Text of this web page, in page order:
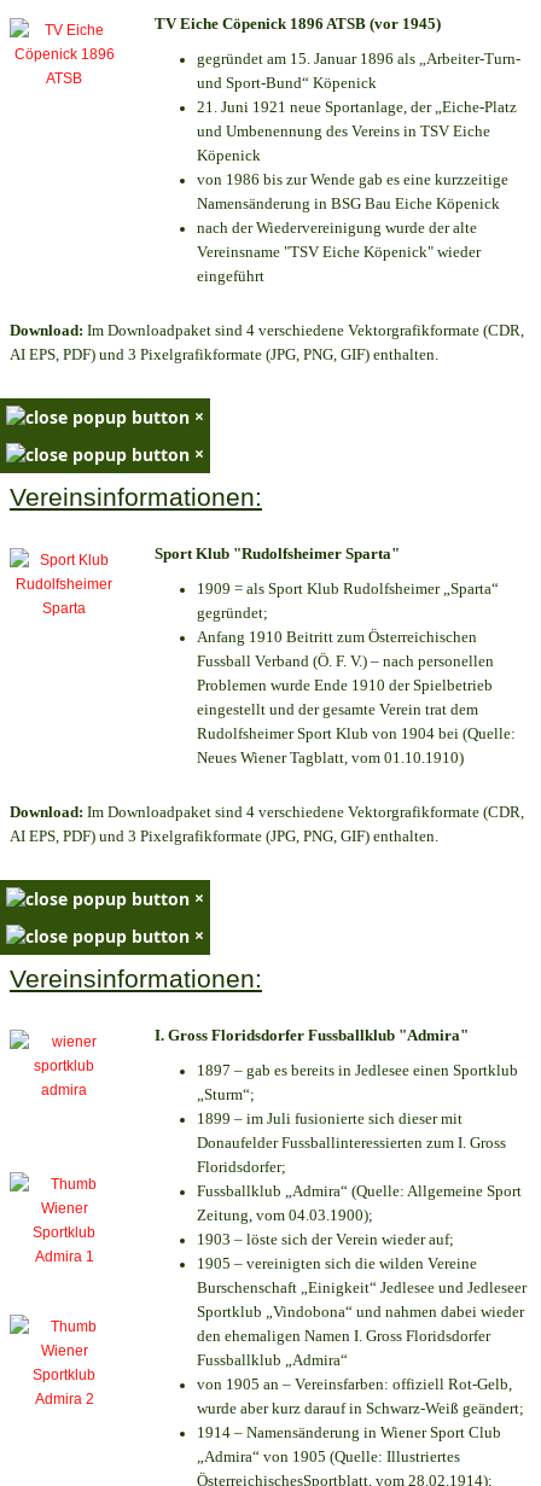
TV Eiche Cöpenick 1896 ATSB (vor 1945)
gegründet am 15. Januar 1896 als „Arbeiter-Turn-
und Sport-Bund“ Köpenick
21. Juni 1921 neue Sportanlage, der „Eiche-Platz
und Umbenennung des Vereins in TSV Eiche
Köpenick
von 1986 bis zur Wende gab es eine kurzzeitige
Namensänderung in BSG Bau Eiche Köpenick
nach der Wiedervereinigung wurde der alte
Vereinsname "TSV Eiche Köpenick" wieder
eingeführt
Download: Im Downloadpaket sind 4 verschiedene Vektorgrafikformate (CDR,
AI EPS, PDF) und 3 Pixelgrafikformate (JPG, PNG, GIF) enthalten.
×
×
Vereinsinformationen:
Sport Klub "Rudolfsheimer Sparta"
1909 = als Sport Klub Rudolfsheimer „Sparta“
gegründet;
Anfang 1910 Beitritt zum Österreichischen
Fussball Verband (Ö. F. V.) – nach personellen
Problemen wurde Ende 1910 der Spielbetrieb
eingestellt und der gesamte Verein trat dem
Rudolfsheimer Sport Klub von 1904 bei (Quelle:
Neues Wiener Tagblatt, vom 01.10.1910)
Download: Im Downloadpaket sind 4 verschiedene Vektorgrafikformate (CDR,
AI EPS, PDF) und 3 Pixelgrafikformate (JPG, PNG, GIF) enthalten.
×
×
Vereinsinformationen:
I. Gross Floridsdorfer Fussballklub "Admira"
1897 – gab es bereits in Jedlesee einen Sportklub
„Sturm“;
1899 – im Juli fusionierte sich dieser mit
Donaufelder Fussballinteressierten zum I. Gross
Floridsdorfer;
Fussballklub „Admira“ (Quelle: Allgemeine Sport
Zeitung, vom 04.03.1900);
1903 – löste sich der Verein wieder auf;
1905 – vereinigten sich die wilden Vereine
Burschenschaft „Einigkeit“ Jedlesee und Jedleseer
Sportklub „Vindobona“ und nahmen dabei wieder
den ehemaligen Namen I. Gross Floridsdorfer
Fussballklub „Admira“
von 1905 an – Vereinsfarben: offiziell Rot-Gelb,
wurde aber kurz darauf in Schwarz-Weiß geändert;
1914 – Namensänderung in Wiener Sport Club
„Admira“ von 1905 (Quelle: Illustriertes
ÖsterreichischesSportblatt, vom 28.02.1914);